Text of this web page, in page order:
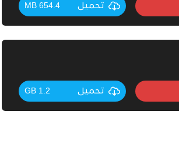
تحميل 654.4 MB
تحميل 1.2 GB